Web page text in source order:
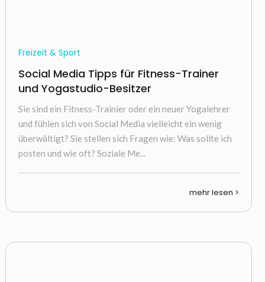
Freizeit & Sport
Social Media Tipps für Fitness-Trainer
und Yogastudio-Besitzer
Sie sind ein Fitness-Trainier oder ein neuer Yogalehrer
und fühlen sich von Social Media vielleicht ein wenig
überwältigt? Sie stellen sich Fragen wie: Was sollte ich
posten und wie oft? Soziale Me...
mehr lesen >